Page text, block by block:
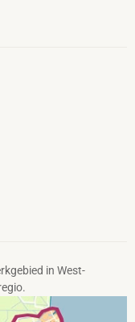
in West-